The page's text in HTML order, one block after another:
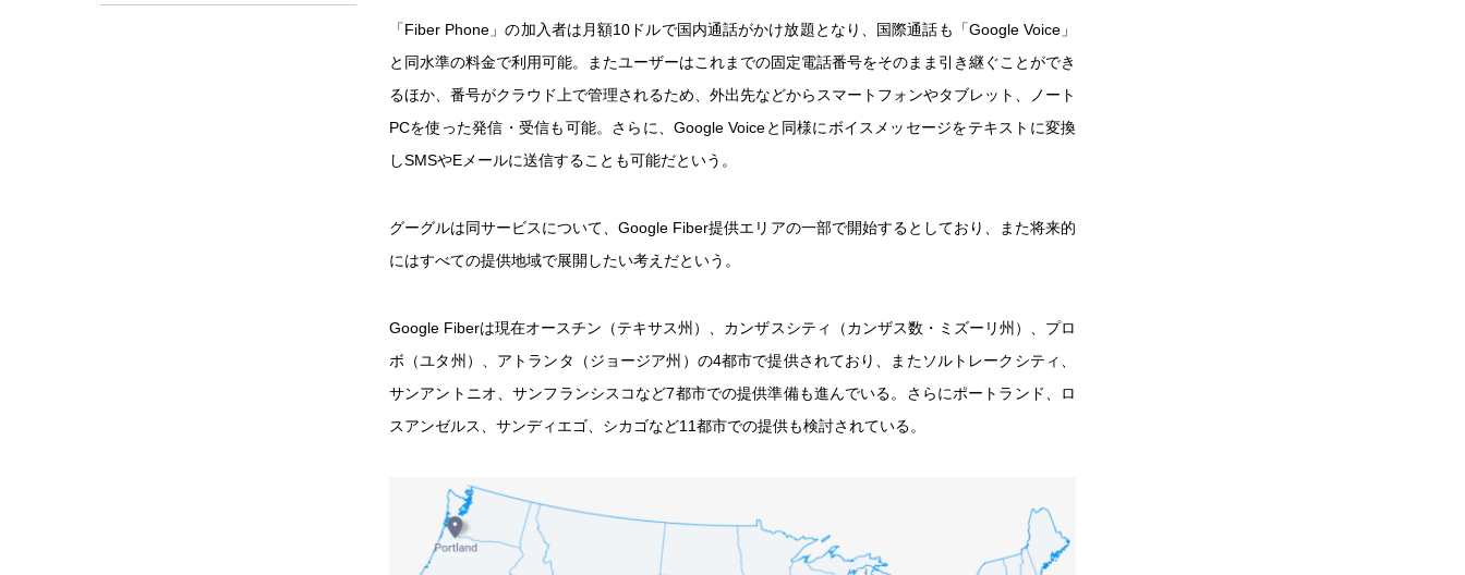
「Fiber Phone」の加入者は月額10ドルで国内通話がかけ放題となり、国際通話も「Google Voice」
と同水準の料金で利用可能。またユーザーはこれまでの固定電話番号をそのまま引き継ぐことができ
るほか、番号がクラウド上で管理されるため、外出先などからスマートフォンやタブレット、ノート
PCを使った発信・受信も可能。さらに、Google Voiceと同様にボイスメッセージをテキストに変換
しSMSやEメールに送信することも可能だという。
グーグルは同サービスについて、Google Fiber提供エリアの一部で開始するとしており、また将来的
にはすべての提供地域で展開したい考えだという。
Google Fiberは現在オースチン（テキサス州）、カンザスシティ（カンザス数・ミズーリ州）、プロ
ボ（ユタ州）、アトランタ（ジョージア州）の4都市で提供されており、またソルトレークシティ、
サンアントニオ、サンフランシスコなど7都市での提供準備も進んでいる。さらにポートランド、ロ
スアンゼルス、サンディエゴ、シカゴなど11都市での提供も検討されている。